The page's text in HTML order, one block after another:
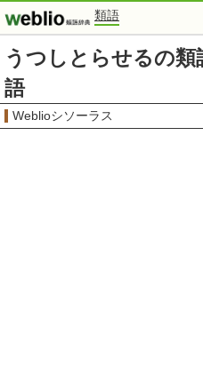
類語
うつしとらせるの類
語
Weblioシソーラス